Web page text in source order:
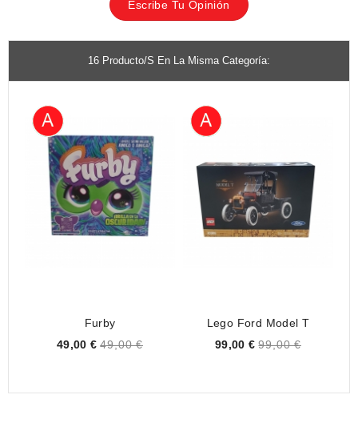
Escribe Tu Opinión
16 Producto/s En La Misma Categoría:
Furby
Price
49,00 € 49,00 €
Lego Ford Model T
Price
99,00 € 99,00 €